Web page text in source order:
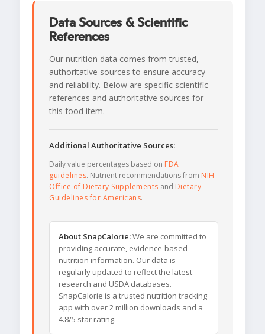
Data Sources & Scientific
References
Our nutrition data comes from trusted,
authoritative sources to ensure accuracy
and reliability. Below are specific scientific
references and authoritative sources for
this food item.
Additional Authoritative Sources:
Daily value percentages based on FDA
guidelines. Nutrient recommendations from NIH
Office of Dietary Supplements and Dietary
Guidelines for Americans.
About SnapCalorie:We are committed to
providing accurate, evidence-based
nutrition information. Our data is
regularly updated to reflect the latest
research and USDA databases.
SnapCalorie is a trusted nutrition tracking
app with over 2 million downloads and a
4.8/5 star rating.